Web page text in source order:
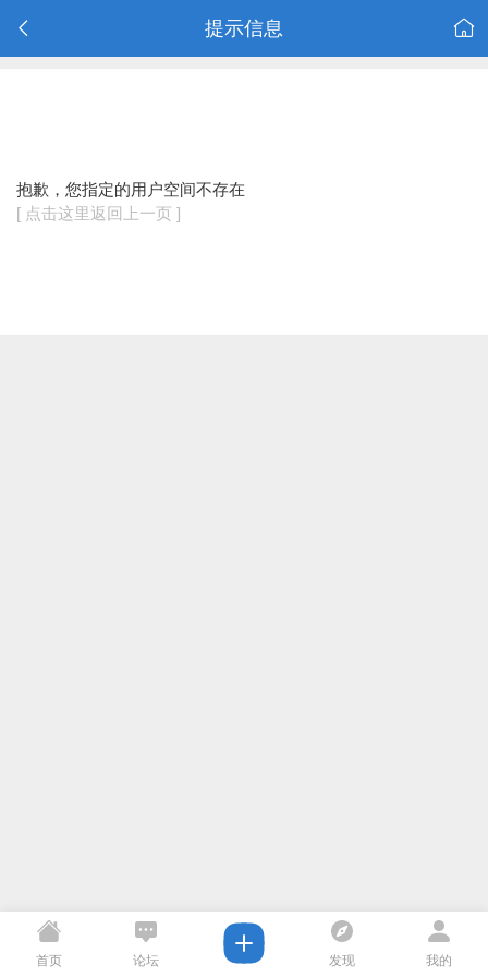
提示信息
抱歉，您指定的用户空间不存在
[ 点击这里返回上一页 ]
首页 论坛 发现 我的